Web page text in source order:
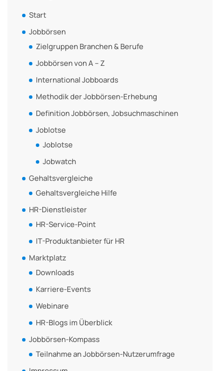
Start
Jobbörsen
Zielgruppen Branchen & Berufe
Jobbörsen von A – Z
International Jobboards
Methodik der Jobbörsen-Erhebung
Definition Jobbörsen, Jobsuchmaschinen
Joblotse
Joblotse
Jobwatch
Gehaltsvergleiche
Gehaltsvergleiche Hilfe
HR-Dienstleister
HR-Service-Point
IT-Produktanbieter für HR
Marktplatz
Downloads
Karriere-Events
Webinare
HR-Blogs im Überblick
Jobbörsen-Kompass
Teilnahme an Jobbörsen-Nutzerumfrage